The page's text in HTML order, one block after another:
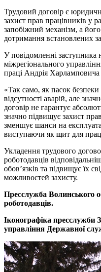
Трудовий договір є
захист прав працівників у
запобіжний механізм, а
дотримання встановлених
У повідомленні заступника
міжрегіонального
праці Андрія Харламповича
«Так само, як пасок безпеки
відсутності аварій, але
договір не гарантує
значно підвищує захист
зменшує шанси на
виступаючи як щит для
Укладення трудового
роботодавців
обов’язків та підвищує їх
можливостей захисту.
Пресслужба Волинського
роботодавців.
Іконографіка пресслужби
управління Державної